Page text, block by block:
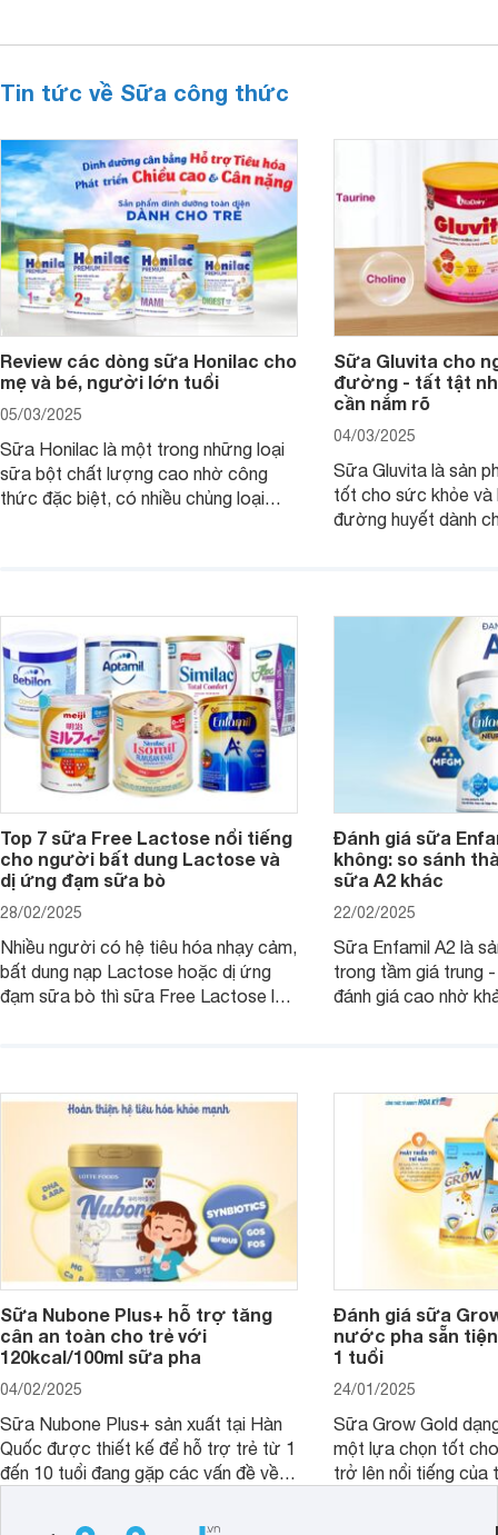
Tin tức về Sữa công thức
Review các dòng sữa Honilac cho
mẹ và bé, người lớn tuổi
05/03/2025
Sữa Honilac là một trong những loại
sữa bột chất lượng cao nhờ công
thức đặc biệt, có nhiều chủng loại
Sữa Gluvita cho
đường - tất tật
cần nắm rõ
04/03/2025
Sữa Gluvita là sản
tốt cho sức khỏe và
đường huyết dành
thể gì, hãy cùng
hiểu ngay trong bài
Top 7 sữa Free Lactose nổi tiếng
cho người bất dung Lactose và
dị ứng đạm sữa bò
28/02/2025
Nhiều người có hệ tiêu hóa nhạy cảm,
bất dung nạp Lactose hoặc dị ứng
đạm sữa bò thì sữa Free Lactose là
người lớn, giúp giải quyết tình trạng rối
loạn tiêu hóa, hấp thu dễ dàng hơn.
Đánh giá sữa
không: so sánh
sữa A2 khác
22/02/2025
Sữa Enfamil A2 là
trong tầm giá trung
đánh giá cao nhờ
dưỡng toàn diện
Sữa Nubone Plus+ hỗ trợ tăng
cân an toàn cho trẻ với
120kcal/100ml sữa pha
04/02/2025
Sữa Nubone Plus+ sản xuất tại Hàn
Quốc được thiết kế để hỗ trợ trẻ từ 1
đến 10 tuổi đang gặp các vấn đề về
dinh dưỡng. Sản phẩm đến từ thương
Đánh giá sữa
nước pha sẵn
1 tuổi
24/01/2025
Sữa Grow Gold
một lựa chọn tốt
trở lên nổi tiếng của
Malaysia. Với thành